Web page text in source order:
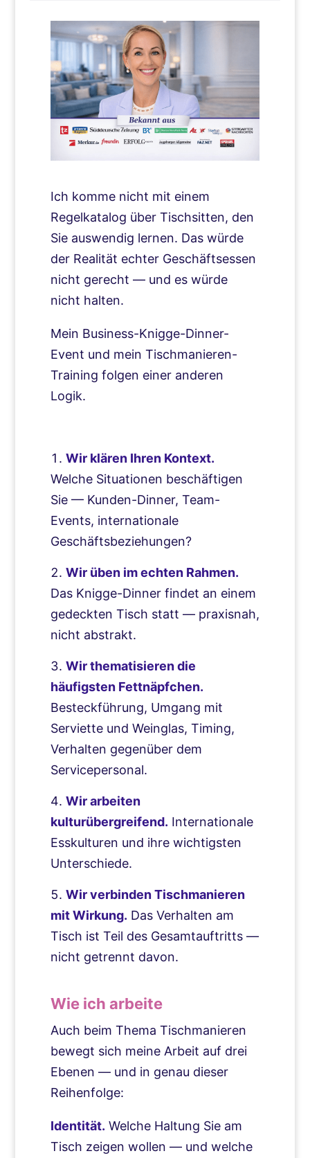
Ich komme nicht mit einem
Regelkatalog über Tischsitten, den
Sie auswendig lernen. Das würde
der Realität echter Geschäftsessen
nicht gerecht — und es würde
nicht halten.
Mein Business-Knigge-Dinner-
Event und mein Tischmanieren-
Training folgen einer anderen
Logik.
Wir klären Ihren Kontext.
Welche Situationen beschäftigen
Sie — Kunden-Dinner, Team-
Events, internationale
Geschäftsbeziehungen?
Wir üben im echten Rahmen.
Das Knigge-Dinner findet an einem
gedeckten Tisch statt — praxisnah,
nicht abstrakt.
Wir thematisieren die
häufigsten Fettnäpfchen.
Besteckführung, Umgang mit
Serviette und Weinglas, Timing,
Verhalten gegenüber dem
Servicepersonal.
Wir arbeiten
kulturübergreifend. Internationale
Esskulturen und ihre wichtigsten
Unterschiede.
Wir verbinden Tischmanieren
mit Wirkung. Das Verhalten am
Tisch ist Teil des Gesamtauftritts —
nicht getrennt davon.
Wie ich arbeite
Auch beim Thema Tischmanieren
bewegt sich meine Arbeit auf drei
Ebenen — und in genau dieser
Reihenfolge:
Identität. Welche Haltung Sie am
Tisch zeigen wollen — und welche